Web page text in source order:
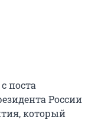
поста
России
который